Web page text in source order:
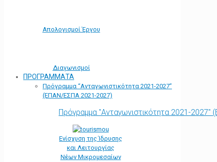
Απολογισμοί Έργου
Διαγωνισμοί
ΠΡΟΓΡΑΜΜΑΤΑ
Πρόγραμμα “Ανταγωνιστικότητα 2021-2027”
(ΕΠΑΝ/ΕΣΠΑ 2021-2027)
Πρόγραμμα "Ανταγωνιστικότητα 2021-
Ενίσχυση της Ίδρυσης
και Λειτουργίας
Νέων Μικρομεσαίων